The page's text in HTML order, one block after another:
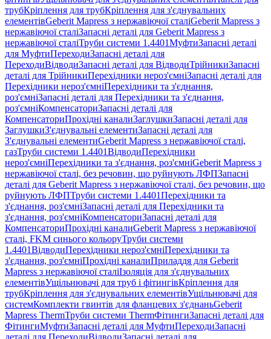
трубКріплення для трубКріплення для з'єднувальних
елементівGeberit Mapress з нержавіючої сталіGeberit Mapress з
нержавіючої сталіЗапасні деталі для Geberit Mapress з
нержавіючої сталіТруби системи 1.4401МуфтиЗапасні деталі
для МуфтиПереходиЗапасні деталі для
ПереходиВідводиЗапасні деталі для ВідводиТрійникиЗапасні
деталі для ТрійникиПерехідники нероз'ємніЗапасні деталі для
Перехідники нероз'ємніПерехідники та з'єднання,
роз'ємніЗапасні деталі для Перехідники та з'єднання,
роз'ємніКомпенсаториЗапасні деталі для
КомпенсаториПрохідні каналиЗаглушкиЗапасні деталі для
ЗаглушкиЗ'єднувальні елементиЗапасні деталі для
З'єднувальні елементиGeberit Mapress з нержавіючої сталі,
газТруби системи 1.4401ВідводиПерехідники
нероз'ємніПерехідники та з'єднання, роз'ємніGeberit Mapress з
нержавіючої сталі, без речовин, що руйнують ЛФПЗапасні
деталі для Geberit Mapress з нержавіючої сталі, без речовин, що
руйнують ЛФПТруби системи 1.4401Перехідники та
з'єднання, роз'ємніЗапасні деталі для Перехідники та
з'єднання, роз'ємніКомпенсаториЗапасні деталі для
КомпенсаториПрохідні каналиGeberit Mapress з нержавіючої
сталі, FKM синього кольоруТруби системи
1.4401ВідводиПерехідники нероз'ємніПерехідники та
з'єднання, роз'ємніПрохідні каналиПриладдя для Geberit
Mapress з нержавіючої сталіІзоляція для з'єднувальних
елементівУщільнювачі для труб і фітингівКріплення для
трубКріплення для з'єднувальних елементівУщільнювачі для
системКомплекти гвинтів для фланцевих з'єднаньGeberit
Mapress ThermТруби системи ThermФітингиЗапасні деталі для
ФітингиМуфтиЗапасні деталі для МуфтиПереходиЗапасні
деталі для ПереходиВідводиЗапасні деталі для